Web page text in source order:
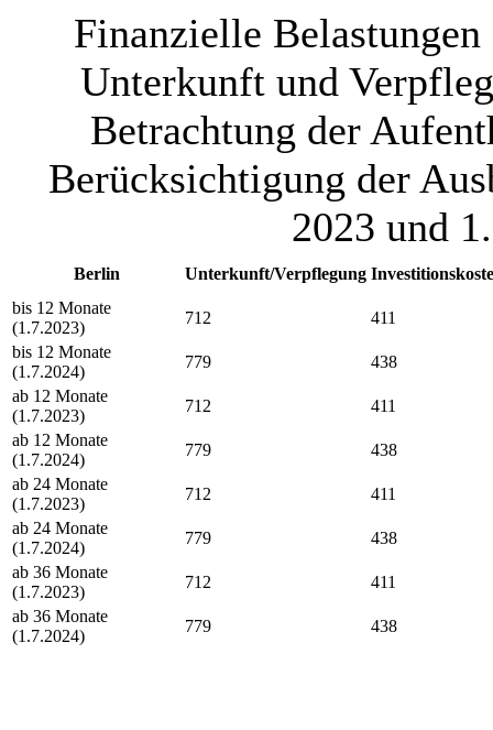
Finanzielle
Unterkunft und
Betrachtung der
Berücksichtigung der
2023 und
Berlin Unterkunft/Verpflegung
bis 12 Monate
(1.7.2023)
712
411
bis 12 Monate
(1.7.2024)
779
438
ab 12 Monate
(1.7.2023)
712
411
ab 12 Monate
(1.7.2024)
779
438
ab 24 Monate
(1.7.2023)
712
411
ab 24 Monate
(1.7.2024)
779
438
ab 36 Monate
(1.7.2023)
712
411
ab 36 Monate
(1.7.2024)
779 438